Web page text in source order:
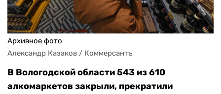
Архивное фото
Александр Казаков / Коммерсантъ
В Вологодской области 543 из 610
алкомаркетов закрыли, прекратили